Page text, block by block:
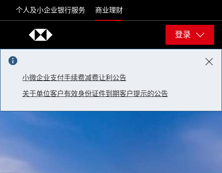
个人及小企业银行服务 商业理财
登录
小微企业支付手续费减费让利公告
关于单位客户有效身份证件到期客户提示的公告